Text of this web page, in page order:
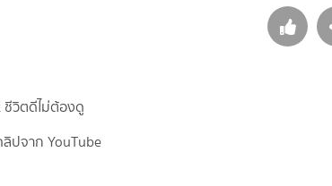
ชีวิตดีไม่ต้องดู
ปจาก YouTube